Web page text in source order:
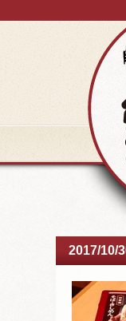
2017/10/